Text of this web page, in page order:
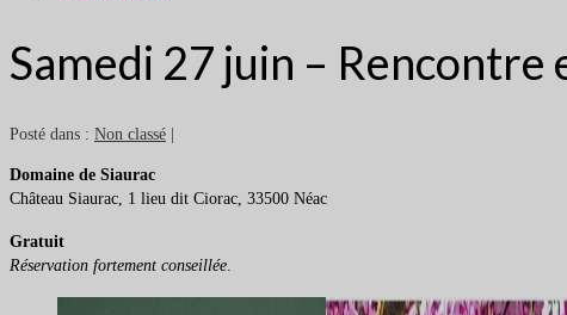
Samedi 27 juin – Rencontre
Posté dans : Non classé
Domaine de Siaurac
Château Siaurac, 1 lieu dit Ciorac, 33500 Néac
Gratuit
Réservation fortement conseillée.